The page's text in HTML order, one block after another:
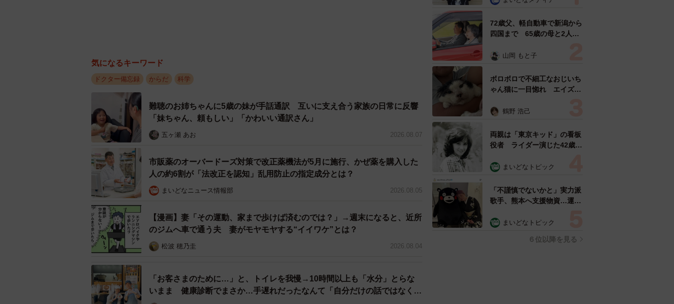
気になるキーワード
ドクター備忘録 からだ 科学
難聴のお姉ちゃんに5歳の妹が手話通訳 互いに支え合う家族の日常に反響
「妹ちゃん、頼もしい」「かわいい通訳さん」
五ヶ瀬 あお 2026.08.07
市販薬のオーバードーズ対策で改正薬機法が5月に施行、かぜ薬を購入した
人の約6割が「法改正を認知」乱用防止の指定成分とは？
まいどなニュース情報部 2026.08.05
【漫画】妻「その運動、家まで歩けば済むのでは？」→週末になると、近所
のジムへ車で通う夫 妻がモヤモヤする“イイワケ”とは？
松波 穂乃圭 2026.08.04
「お客さまのために…」と、トイレを我慢→10時間以上も「水分」とらな
いまま 健康診断でまさか…手遅れだったなんて「自分だけの話ではなく、
72歳父、軽自動車で新潟から
四国まで 65歳の母と2人で
憩まで分刻み… 「大学生で
山岡 もと子
ボロボロで不細工なおじいち
ゃん猫に一目惚れ エイズだ
暮らすと「おじ猫」だって可
鶴野 浩己
両親は「東京キッド」の看板
役者 ライダー演じた42歳元
ングフォト」計画を明言
む」
まいどなトピック
「不謹慎でないかと」実力派
歌手、熊本へ支援物資…運搬
めらい 「痛いほど伝わる」
まいどなトピック
６位以降を見る